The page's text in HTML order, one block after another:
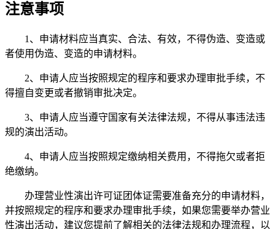
注意事项
1、申请材料应当真实、合法、有效，不得伪造、变造或
者使用伪造、变造的申请材料。
2、申请人应当按照规定的程序和要求办理审批手续，不
得擅自变更或者撤销审批决定。
3、申请人应当遵守国家有关法律法规，不得从事违法违
规的演出活动。
4、申请人应当按照规定缴纳相关费用，不得拖欠或者拒
绝缴纳。
办理营业性演出许可证团体证需要准备充分的申请材料，
并按照规定的程序和要求办理审批手续，如果您需要举办营业
性演出活动，建议您提前了解相关的法律法规和办理流程，以